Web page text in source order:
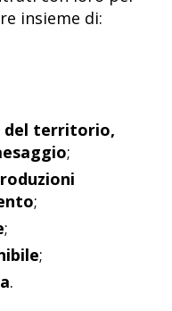
insieme di:
del territorio,
;
;
;
;
.